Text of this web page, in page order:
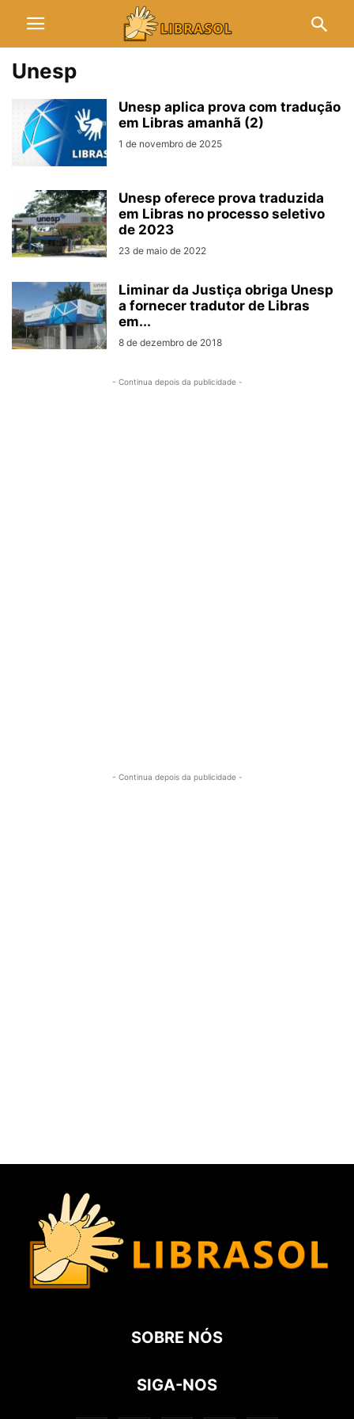
Unesp
Unesp aplica prova com tradução
em Libras amanhã (2)
1 de novembro de 2025
Unesp oferece prova traduzida
em Libras no processo seletivo
de 2023
23 de maio de 2022
Liminar da Justiça obriga Unesp
a fornecer tradutor de Libras
em...
8 de dezembro de 2018
- Continua depois da publicidade -
- Continua depois da publicidade -
SOBRE NÓS
SIGA-NOS